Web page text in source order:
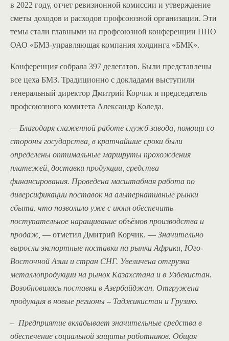
в 2022 году, отчет ревизионной комиссии и утверждение
сметы доходов и расходов профсоюзной организации. Эти
темы стали главными на профсоюзной конференции ППО
ОАО «БМЗ-управляющая компания холдинга «БМК».
Конференция собрала 397 делегатов. Были представлены
все цеха БМЗ. Традиционно с докладами выступили
генеральный директор Дмитрий Корчик и председатель
профсоюзного комитета Александр Коледа.
— Благодаря слаженной работе служб завода, помощи со
стороны государства, в кратчайшие сроки были
определены оптимальные маршруты прохождения
платежей, доставки продукции, средства
финансирования. Проведена масштабная работа по
диверсификации поставок на альтернативные рынки
сбыта, что позволило уже с июня обеспечить
поступательное наращивание объёмов производства и
продаж, — отметил Дмитрий Корчик. — Значительно
выросли экспортные поставки на рынки Африки, Юго-
Восточной Азии и стран СНГ. Увеличена отгрузка
металлопродукции на рынок Казахстана и в Узбекистан.
Возобновились поставки в Азербайджан. Отгружена
продукция в новые регионы – Таджикистан и Грузию.
– Предприятие вкладывает значительные средства в
обеспечение социальной защиты работников. Общая